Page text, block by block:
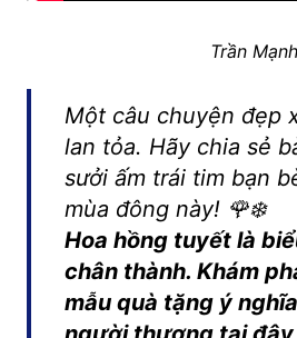
Trần
Một câu chuyện đẹp
lan tỏa. Hãy chia sẻ
sưởi ấm trái tim bạn
mùa đông này! 🌹❄️
Hoa hồng tuyết là
chân thành. Khám
mẫu quà tặng ý